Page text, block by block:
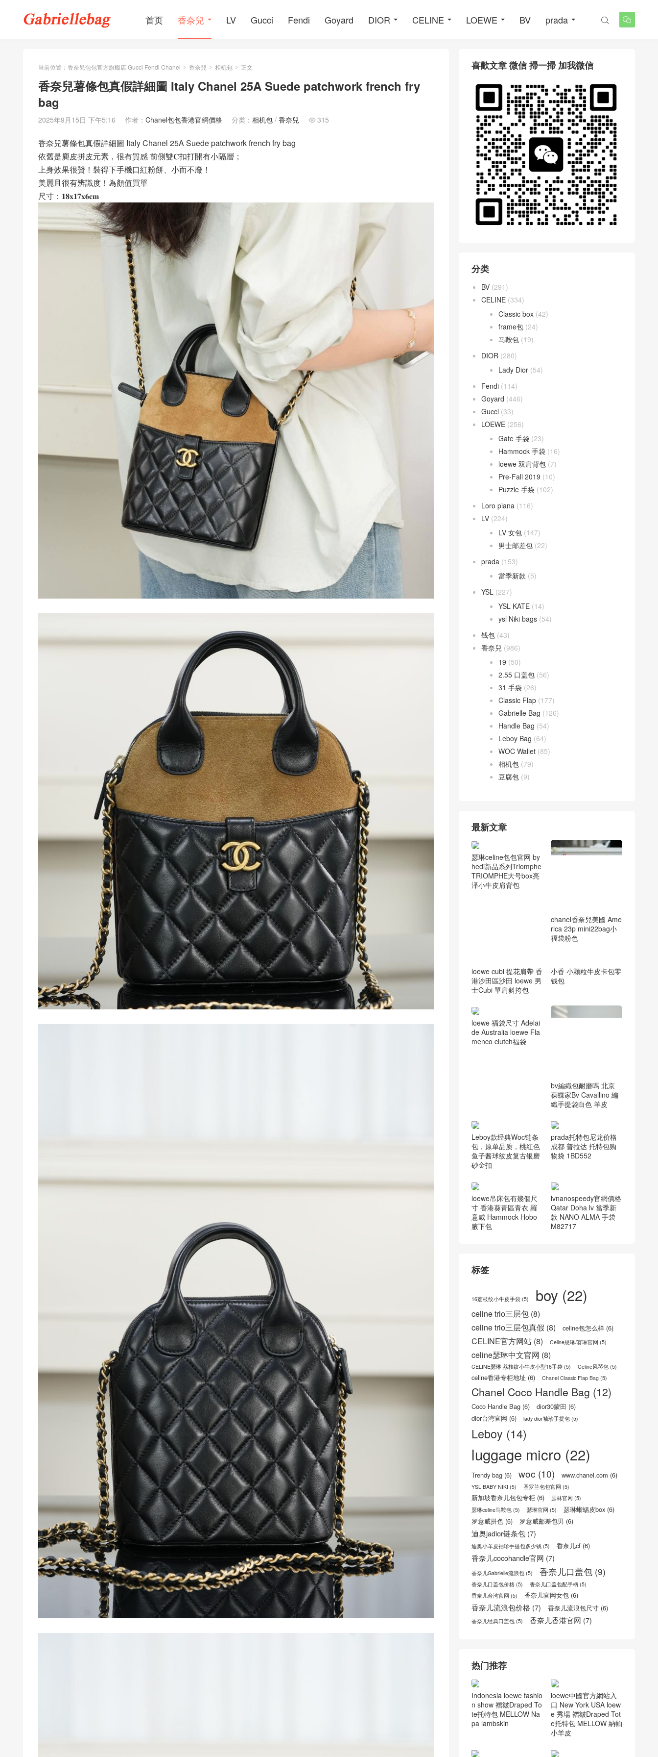
首页 香奈兒 LV Gucci Fendi Goyard DIOR CELINE LOEWE BV prada 

当前位置： 香奈兒包包官方旗艦店 Gucci Fendi Chanel > 香奈兒 > 相机包 > 正文
香奈兒薯條包真假詳細圖 Italy Chanel 25A Suede patchwork french fry
bag
2025年9月15日 下午5:16 作者： Chanel包包香港官網價格 分类： 相机包 / 香奈兒  315
香奈兒薯條包真假詳細圖 Italy Chanel 25A Suede patchwork french fry bag
依舊是麂皮拼皮元素，很有質感 前側雙𝐂扣打開有小隔層；
上身效果很贊！裝得下手機口紅粉餅、小而不廢！
美麗且很有辨識度！為顏值買單
尺寸：𝟏𝟖𝐱𝟏𝟕𝐱𝟔𝐜𝐦
喜歡文章 微信 掃一掃 加我微信
分类
BV (291)
CELINE (334)
Classic box (42)
frame包 (24)
马鞍包 (19)
DIOR (280)
Lady Dior (54)
Fendi (114)
Goyard (446)
Gucci (33)
LOEWE (256)
Gate 手袋 (23)
Hammock 手袋 (16)
loewe 双肩背包 (7)
Pre-Fall 2019 (10)
Puzzle 手袋 (102)
Loro piana (116)
LV (224)
LV 女包 (147)
男士邮差包 (22)
prada (153)
當季新款 (5)
YSL (227)
YSL KATE (14)
ysl Niki bags (54)
钱包 (43)
香奈兒 (986)
19 (50)
2.55 口盖包 (56)
31 手袋 (26)
Classic Flap (177)
Gabrielle Bag (126)
Handle Bag (54)
Leboy Bag (64)
WOC Wallet (85)
相机包 (79)
豆腐包 (9)
最新文章
瑟琳celine包包官网 by
hedi新品系列Triomphe
TRIOMPHE大号box亮
泽小牛皮肩背包
chanel香奈兒美國 Ame
rica 23p mini22bag小
福袋粉色
loewe cubi 提花肩帶 香
港沙田區沙田 loewe 男
bv編織包耐磨嗎 北京
葆蝶家Bv Cavallino 編
Leboy款经典Woc链条
包，原单品质，桃红色
鱼子酱球纹皮复古银磨
砂金扣
prada托特包尼龙价格
成都 普拉达 托特包购
物袋 1BD552
寸 香港葵青區青衣 羅
M82717
标签
16荔枝纹小牛皮手袋 (5) boy
celine trio三层包(8)
celine trio三层包真假(8) celine包怎么样(6)
CELINE官方网站 (8) Celine思琳/赛琳官网
celine瑟琳中文官网(8)
CELINE瑟琳 荔枝纹小牛皮小型16手袋
celine香港专柜地址
Chanel Coco Handle Bag
dior30蒙田
dior台湾官网(6) lady dior袖珍手提包
Leboy(14)
luggage micro(22)
Trendy bag(6) woc
YSL BABY NIKI(5) 圣罗兰包包官网(5)
新加坡香奈儿包包专柜(6) 瑟林官网
瑟琳celine马鞍包(5) 瑟琳官网(5) 瑟琳蜥蜴皮box
罗意威拼色(6) 罗意威邮差包男(6)
迪奥jadior链条包(7)
迪奥小羊皮袖珍手提包多少钱 (5) 香奈儿cf(6)
香奈儿cocohandle官网(7)
香奈儿流浪包价格
香奈儿经典口盖包 香奈儿香港官网
热门推荐